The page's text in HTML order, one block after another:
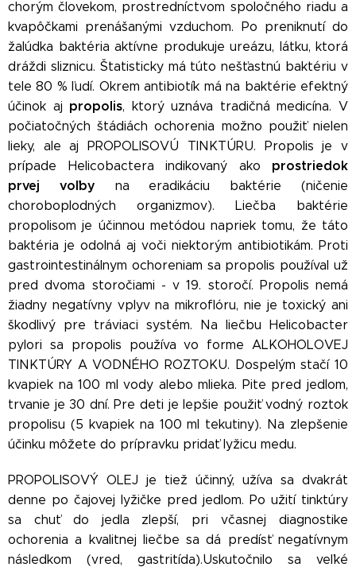
chorým človekom, prostredníctvom spoločného riadu a
kvapôčkami prenášanými vzduchom. Po preniknutí do
žalúdka baktéria aktívne produkuje ureázu, látku, ktorá
dráždi sliznicu. Štatisticky má túto nešťastnú baktériu v
tele 80 % ľudí. Okrem antibiotík má na baktérie efektný
účinok aj propolis, ktorý uznáva tradičná medicína. V
počiatočných štádiách ochorenia možno použiť nielen
lieky, ale aj PROPOLISOVÚ TINKTÚRU. Propolis je v
prípade Helicobactera indikovaný ako prostriedok
prvej voľby na eradikáciu baktérie (ničenie
choroboplodných organizmov). Liečba baktérie
propolisom je účinnou metódou napriek tomu, že táto
baktéria je odolná aj voči niektorým antibiotikám. Proti
gastrointestinálnym ochoreniam sa propolis používal už
pred dvoma storočiami - v 19. storočí. Propolis nemá
žiadny negatívny vplyv na mikroflóru, nie je toxický ani
škodlivý pre tráviaci systém. Na liečbu Helicobacter
pylori sa propolis používa vo forme ALKOHOLOVEJ
TINKTÚRY A VODNÉHO ROZTOKU. Dospelým stačí 10
kvapiek na 100 ml vody alebo mlieka. Pite pred jedlom,
trvanie je 30 dní. Pre deti je lepšie použiť vodný roztok
propolisu (5 kvapiek na 100 ml tekutiny). Na zlepšenie
účinku môžete do prípravku pridať lyžicu medu.
PROPOLISOVÝ OLEJ je tiež účinný, užíva sa dvakrát
denne po čajovej lyžičke pred jedlom. Po užití tinktúry
sa chuť do jedla zlepší, pri včasnej diagnostike
ochorenia a kvalitnej liečbe sa dá predísť negatívnym
následkom (vred, gastritída).Uskutočnilo sa veľké